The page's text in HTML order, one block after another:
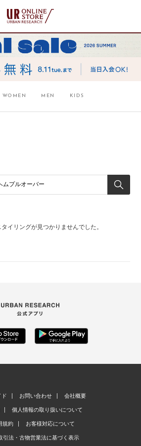
WOMEN MEN KIDS
イリングが見つかりませんでした。
ド お問い合わせ 会社概要
個人情報の取り扱いについて
規約 お客様対応について
引法・古物営業法に基づく表示